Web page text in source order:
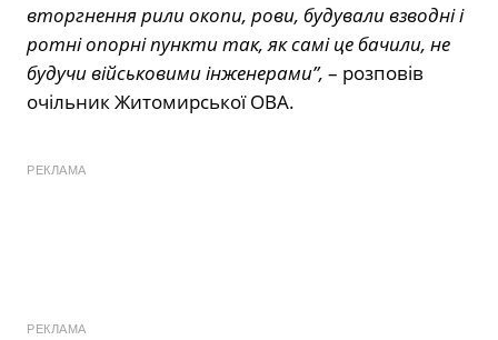
вторгнення рили окопи, рови, будували взводні і
ротні опорні пункти так, як самі це бачили, не
будучи військовими інженерами”, – розповів
очільник Житомирської ОВА.
РЕКЛАМА
РЕКЛАМА